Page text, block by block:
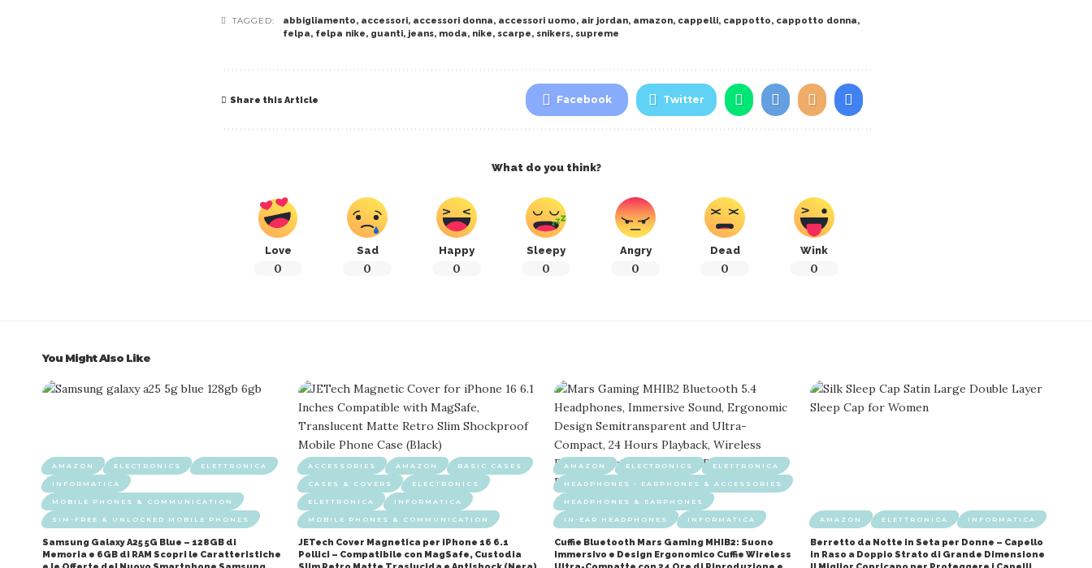
TAGGED: abbigliamento, accessori, accessori donna, accessori uomo, air jordan, amazon, cappelli, cappotto, cappotto donna,
felpa, felpa nike, guanti, jeans, moda, nike, scarpe, snikers, supreme
Share this Article Facebook Twitter
What do you think?
Love
0
Sad
0
Happy
0
Sleepy
0
Angry
0
Dead
0
Wink
0
You Might Also Like
AMAZON ELECTRONICS ELETTRONICA
INFORMATICA
MOBILE PHONES & COMMUNICATION
SIM-FREE & UNLOCKED MOBILE PHONES
Samsung Galaxy A25 5G Blue – 128GB di
Memoria e 6GB di RAM Scopri le Caratteristiche
ACCESSORIES AMAZON BASIC CASES
CASES & COVERS ELECTRONICS
ELETTRONICA INFORMATICA
MOBILE PHONES & COMMUNICATION
JETech Cover Magnetica per iPhone 16 6.1
Pollici – Compatibile con MagSafe, Custodia
AMAZON ELECTRONICS ELETTRONICA
HEADPHONES - EARPHONES & ACCESSORIES
HEADPHONES & EARPHONES
IN-EAR HEADPHONES INFORMATICA
Cuffie Bluetooth Mars Gaming MHIB2: Suono
Immersivo e Design Ergonomico Cuffie Wireless
AMAZON ELETTRONICA INFORMATICA
Berretto da Notte in Seta per Donne – Capello
in Raso a Doppio Strato di Grande Dimensione